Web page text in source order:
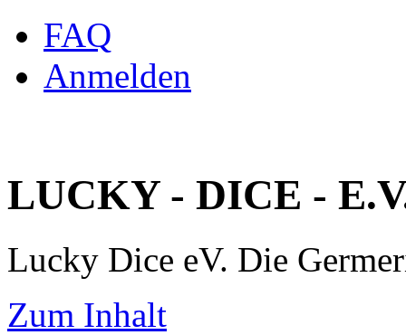
FAQ
Anmelden
LUCKY - DICE -
Lucky Dice eV. Die
Zum Inhalt